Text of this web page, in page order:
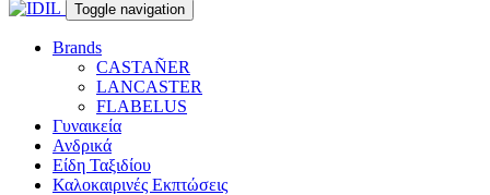
Toggle navigation
Brands
CASTAÑER
LANCASTER
FLABELUS
Γυναικεία
Ανδρικά
Είδη Ταξιδίου
Καλοκαιρινές Εκπτώσεις